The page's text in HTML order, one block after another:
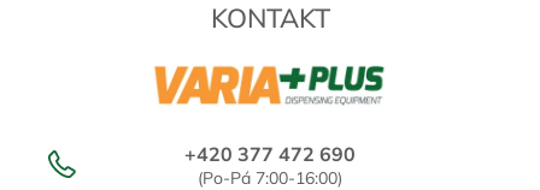
KONTAKT
+420 377 472 690
(Po-Pá 7:00-16:00)